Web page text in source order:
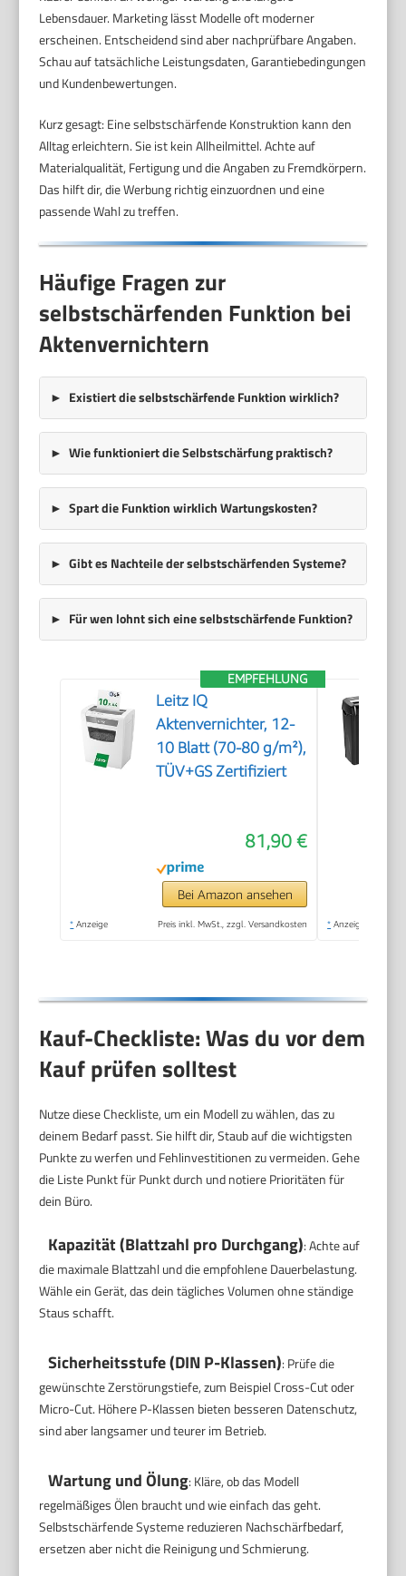
Lebensdauer. Marketing lässt Modelle oft moderner
erscheinen. Entscheidend sind aber nachprüfbare Angaben.
Schau auf tatsächliche Leistungsdaten, Garantiebedingungen
und Kundenbewertungen.
Kurz gesagt: Eine selbstschärfende Konstruktion kann den
Alltag erleichtern. Sie ist kein Allheilmittel. Achte auf
Materialqualität, Fertigung und die Angaben zu Fremdkörpern.
Das hilft dir, die Werbung richtig einzuordnen und eine
passende Wahl zu treffen.
Häufige Fragen zur
selbstschärfenden Funktion bei
Aktenvernichtern
Existiert die selbstschärfende Funktion wirklich?
Wie funktioniert die Selbstschärfung praktisch?
Spart die Funktion wirklich Wartungskosten?
Gibt es Nachteile der selbstschärfenden Systeme?
Für wen lohnt sich eine selbstschärfende Funktion?
EMPFEHLUNG
Leitz IQ
Aktenvernichter, 12-
10 Blatt (70-80 g/m²),
TÜV+GS Zertifiziert
81,90 €
Bei Amazon ansehen
* Anzeige Preis inkl. MwSt., zzgl. Versandkosten * Anzeige
Kauf-Checkliste: Was du vor dem
Kauf prüfen solltest
Nutze diese Checkliste, um ein Modell zu wählen, das zu
deinem Bedarf passt. Sie hilft dir, Staub auf die wichtigsten
Punkte zu werfen und Fehlinvestitionen zu vermeiden. Gehe
die Liste Punkt für Punkt durch und notiere Prioritäten für
dein Büro.
Kapazität (Blattzahl pro Durchgang): Achte auf
die maximale Blattzahl und die empfohlene Dauerbelastung.
Wähle ein Gerät, das dein tägliches Volumen ohne ständige
Staus schafft.
Sicherheitsstufe (DIN P-Klassen): Prüfe die
gewünschte Zerstörungstiefe, zum Beispiel Cross-Cut oder
Micro-Cut. Höhere P-Klassen bieten besseren Datenschutz,
sind aber langsamer und teurer im Betrieb.
Wartung und Ölung: Kläre, ob das Modell
regelmäßiges Ölen braucht und wie einfach das geht.
Selbstschärfende Systeme reduzieren Nachschärfbedarf,
ersetzen aber nicht die Reinigung und Schmierung.